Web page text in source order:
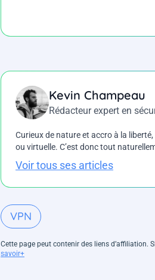
Kevin Champeau
Rédacteur expert en
Curieux de nature et accro à la
ou virtuelle. C’est donc tout
Voir tous ses articles
VPN
Cette page peut contenir des liens d’affiliation.
savoir+